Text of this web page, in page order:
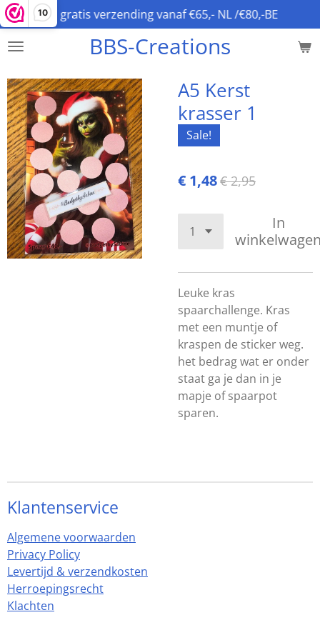
10
Ga
direct
naar
hoofdinhoud
BBS-Creations
gratis verzending vanaf €65,- NL /€80,-BE
A5 Kerst
krasser 1
Sale!
€ 1,48€ 2,95
In
Leuke kras
spaarchallenge. Kras
met een muntje of
kraspen de sticker weg.
het bedrag wat er onder
staat ga je dan in je
mapje of spaarpot
sparen.
Klantenservice
Algemene voorwaarden
Privacy Policy
Levertijd & verzendkosten
Herroepingsrecht
Klachten